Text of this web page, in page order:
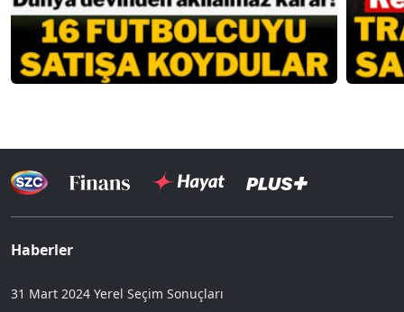
Haberler
31 Mart 2024 Yerel Seçim Sonuçları